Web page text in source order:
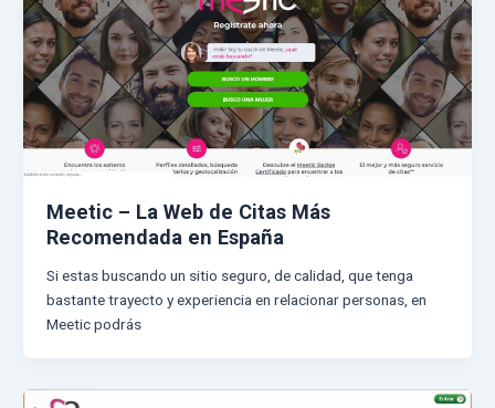
Meetic – La Web de Citas Más
Recomendada en España
Si estas buscando un sitio seguro, de calidad, que tenga
bastante trayecto y experiencia en relacionar personas, en
Meetic podrás